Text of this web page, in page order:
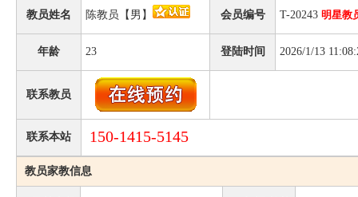
教员姓名 陈教员【男】 会员编号 T-20243 明星教
年龄 23 登陆时间 2026/1/13
联系教员
联系本站 150-1415-5145
教员家教信息